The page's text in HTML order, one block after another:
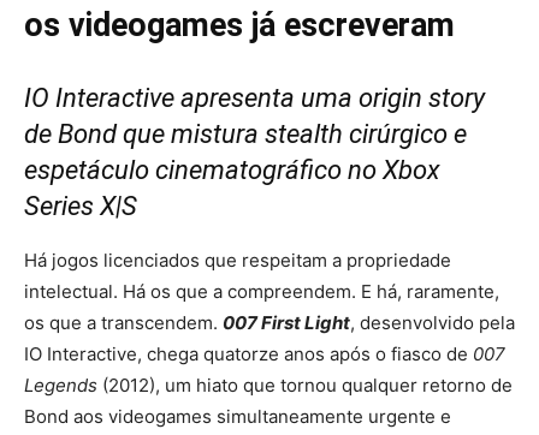
os videogames já escreveram
IO Interactive apresenta uma origin story
de Bond que mistura stealth cirúrgico e
espetáculo cinematográfico no Xbox
Series X|S
Há jogos licenciados que respeitam a propriedade
intelectual. Há os que a compreendem. E há, raramente,
os que a transcendem. 007 First Light, desenvolvido pela
IO Interactive, chega quatorze anos após o fiasco de 007
Legends (2012), um hiato que tornou qualquer retorno de
Bond aos videogames simultaneamente urgente e